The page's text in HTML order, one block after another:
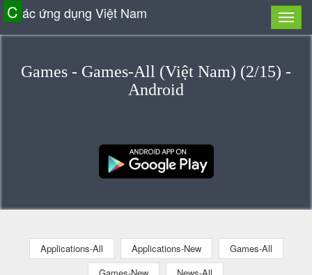
C ác ứng dụng Việt Nam
Games - Games-All (Việt Nam) (2/15) -
Android
Applications-All Applications-New
Games-All